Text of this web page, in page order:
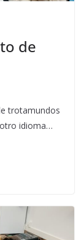
de
trotamundos
idioma…